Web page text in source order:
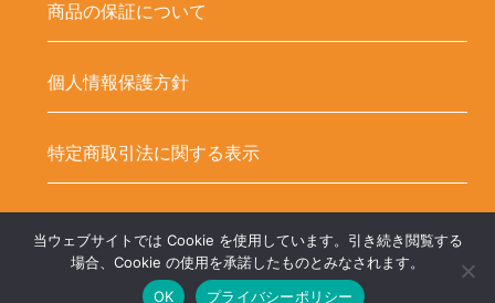
商品の保証について
個人情報保護方針
特定商取引法に関する表示
Copyright © LED-HUBオンラインショップ – LEDテープ関連商品. All
当ウェブサイトでは Cookie を使用しています。引き続き閲覧する
場合、Cookie の使用を承諾したものとみなされます。
OK
プライバシーポリシー